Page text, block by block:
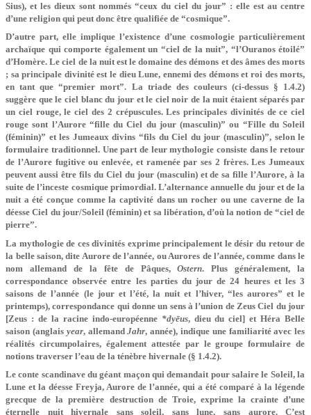
Sius), et les dieux sont nommés “ceux du ciel du jour” : elle est au centre
d’une religion qui peut donc être qualifiée de “cosmique”.
D’autre part, elle implique l’existence d’une cosmologie particulièrement
archaïque qui comporte également un “ciel de la nuit”, “l’Ouranos étoilé”
d’Homère. Le ciel de la nuit est le domaine des démons et des âmes des morts
; sa principale divinité est le dieu Lune, ennemi des démons et roi des morts,
en tant que “premier mort”. La triade des couleurs (ci-dessus § 1.4.2)
suggère que le ciel blanc du jour et le ciel noir de la nuit étaient séparés par
un ciel rouge, le ciel des 2 crépuscules. Les principales divinités de ce ciel
rouge sont l’Aurore “fille du Ciel du jour (masculin)” ou “Fille du Soleil
(féminin)” et les Jumeaux divins “fils du Ciel du jour (masculin)”, selon le
formulaire traditionnel. Une part de leur mythologie consiste dans le retour
de l’Aurore fugitive ou enlevée, et ramenée par ses 2 frères. Les Jumeaux
peuvent aussi être fils du Ciel du jour (masculin) et de sa fille l’Aurore, à la
suite de l’inceste cosmique primordial. L’alternance annuelle du jour et de la
nuit a été conçue comme la captivité dans un rocher ou une caverne de la
déesse Ciel du jour/Soleil (féminin) et sa libération, d’où la notion de “ciel de
pierre”.
La mythologie de ces divinités exprime principalement le désir du retour de
la belle saison, dite Aurore de l’année, ou Aurores de l’année, comme dans le
nom allemand de la fête de Pâques,Ostern. Plus généralement, la
correspondance observée entre les parties du jour de 24 heures et les 3
saisons de l’année (le jour et l’été, la nuit et l’hiver, “les aurores” et le
printemps), correspondance qui donne un sens à l’union de Zeus Ciel du jour
[Zeus : de la racine indo-européenne *dyēus, dieu du ciel] et Héra Belle
saison (anglais year, allemandJahr, année), indique une familiarité avec les
réalités circumpolaires, également attestée par le groupe formulaire de
notions traverser l’eau de la ténèbre hivernale (§ 1.4.2).
Le conte scandinave du géant maçon qui demandait pour salaire le Soleil, la
Lune et la déesse Freyja, Aurore de l’année, qui a été comparé à la légende
grecque de la première destruction de Troie, exprime la crainte d’une
éternelle nuit hivernale sans soleil, sans lune, sans aurore. C’est